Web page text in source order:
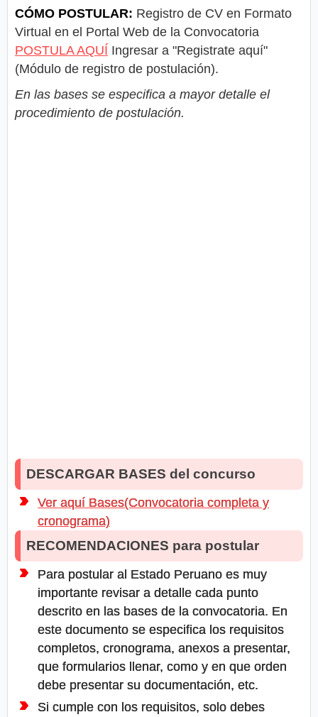
CÓMO POSTULAR: Registro de CV en Formato
Virtual en el Portal Web de la Convocatoria
POSTULA AQUÍ Ingresar a "Registrate aquí"
(Módulo de registro de postulación).
En las bases se especifica a mayor detalle el
procedimiento de postulación.
DESCARGAR BASES del concurso
Ver aquí Bases(Convocatoria completa y
cronograma)
RECOMENDACIONES para postular
Para postular al Estado Peruano es muy
importante revisar a detalle cada punto
descrito en las bases de la convocatoria. En
este documento se especifica los requisitos
completos, cronograma, anexos a presentar,
que formularios llenar, como y en que orden
debe presentar su documentación, etc.
Si cumple con los requisitos, solo debes